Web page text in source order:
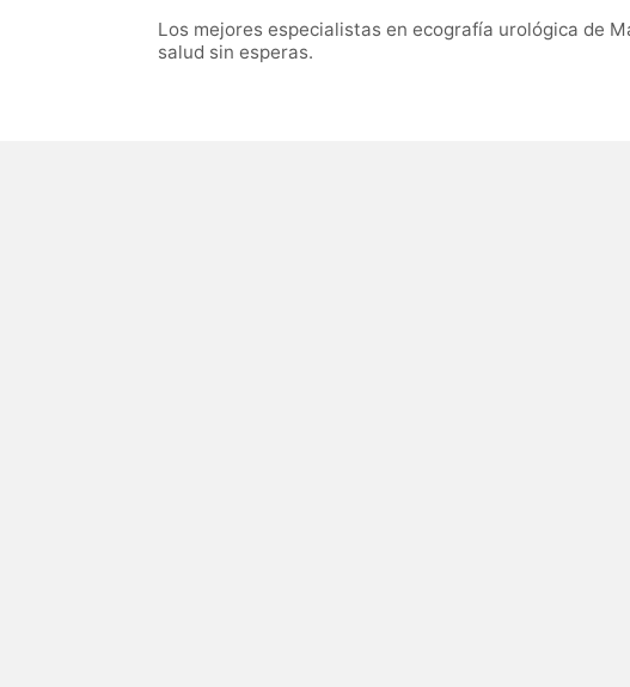
Los mejores especialistas en ecografía urológica de
salud sin esperas.